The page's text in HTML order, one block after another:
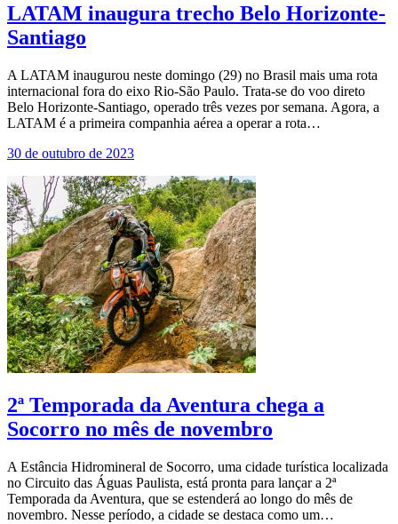
LATAM inaugura trecho Belo Horizonte-
Santiago
A LATAM inaugurou neste domingo (29) no Brasil mais uma rota
internacional fora do eixo Rio-São Paulo. Trata-se do voo direto
Belo Horizonte-Santiago, operado três vezes por semana. Agora, a
LATAM é a primeira companhia aérea a operar a rota…
30 de outubro de 2023
2ª Temporada da Aventura chega a
Socorro no mês de novembro
A Estância Hidromineral de Socorro, uma cidade turística localizada
no Circuito das Águas Paulista, está pronta para lançar a 2ª
Temporada da Aventura, que se estenderá ao longo do mês de
novembro. Nesse período, a cidade se destaca como um…